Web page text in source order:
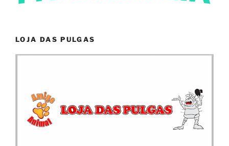
LOJA DAS PULGAS